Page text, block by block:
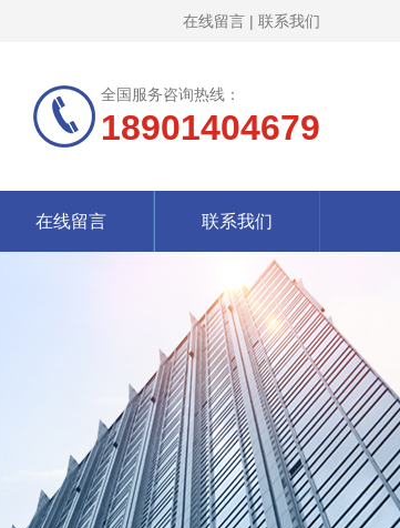
在线留言 | 联系我们
全国服务咨询热线：
18901404679
在线留言 联系我们